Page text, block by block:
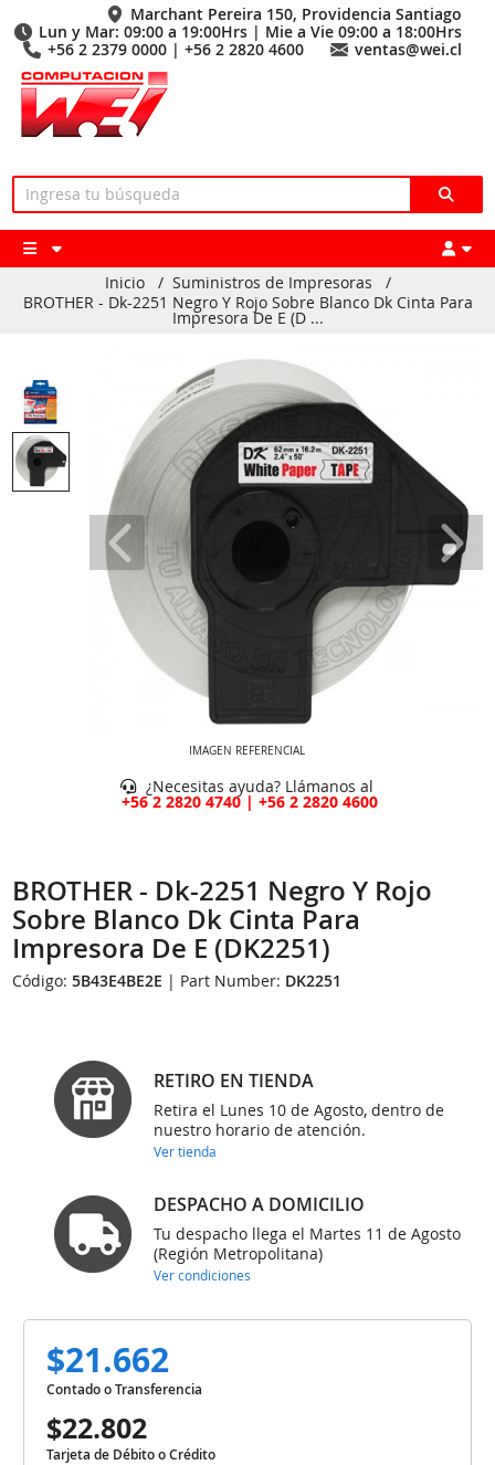
Marchant Pereira 150, Providencia Santiago
Lun y Mar: 09:00 a 19:00Hrs | Mie a Vie 09:00 a 18:00Hrs
+56 2 2379 0000 | +56 2 2820 4600
ventas@wei.cl
Inicio / Suministros de Impresoras
/
BROTHER - Dk-2251 Negro Y Rojo Sobre Blanco Dk Cinta Para
Impresora De E (D ...
IMAGEN REFERENCIAL
¿Necesitas ayuda? Llámanos al
+56 2 2820 4740 | +56 2 2820 4600
BROTHER - Dk-2251 Negro Y Rojo
Sobre Blanco Dk Cinta Para
Impresora De E (DK2251)
Código:5B43E4BE2E | Part Number: DK2251
RETIRO EN TIENDA
Retira el Lunes 10 de Agosto, dentro de
nuestro horario de atención.
Ver tienda
DESPACHO A DOMICILIO
Tu despacho llega el Martes 11 de Agosto
(Región Metropolitana)
Ver condiciones
$21.662
Contado o Transferencia
$22.802
Tarjeta de Débito o Crédito